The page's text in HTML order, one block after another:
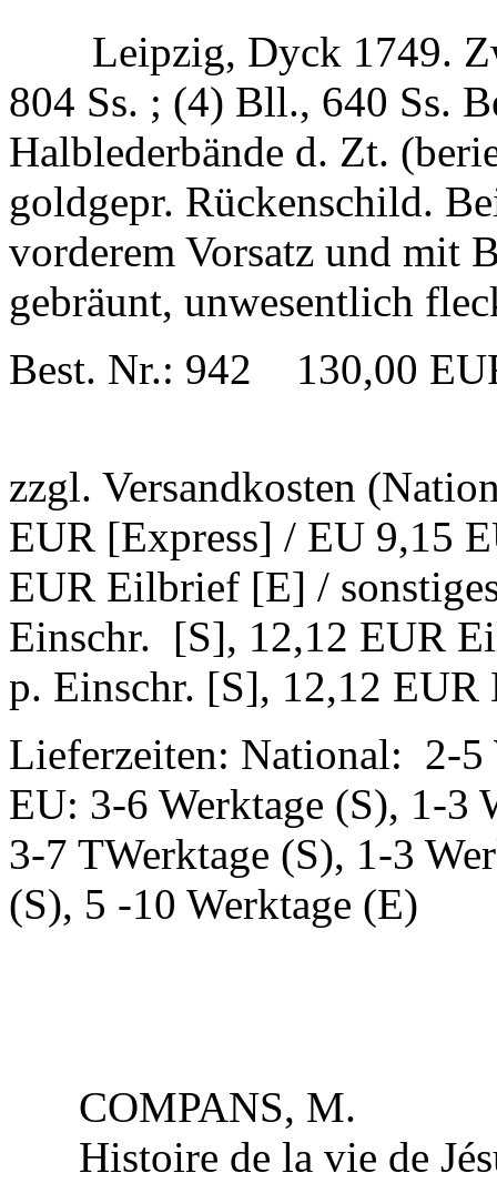
Leipzig, Dyck 1749.
804 Ss. ; (4) Bll., 640 Ss.
Halblederbände d. Zt.
goldgepr. Rückenschild.
vorderem Vorsatz und mit
gebräunt, unwesentlich
Best. Nr.: 942 130,00
zzgl. Versandkosten
EUR [Express] / EU 9,15
EUR Eilbrief [E] /
Einschr. [S], 12,12 EUR
p. Einschr. [S], 12,12
Lieferzeiten: National: 2-5
EU: 3-6 Werktage (S), 1-3
3-7 TWerktage (S), 1-3
(S), 5 -10 Werktage (E)
COMPANS, M.
Histoire de la vie de